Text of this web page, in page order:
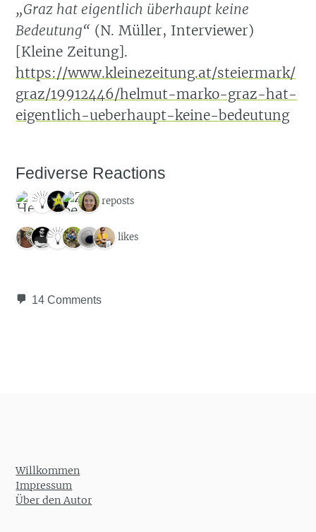
„Graz hat eigentlich überhaupt keine
Bedeutung“ (N. Müller, Interviewer)
[Kleine Zeitung].
https://www.kleinezeitung.at/steiermark/
graz/19912446/helmut-marko-graz-hat-
eigentlich-ueberhaupt-keine-bedeutung
Fediverse Reactions
5 reposts
6 likes
14 Comments
Willkommen
Impressum
Über den Autor